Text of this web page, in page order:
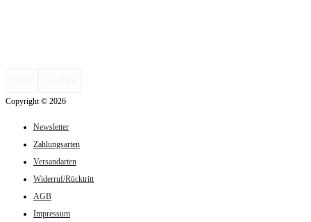
Copyright © 2026
Newsletter
Zahlungsarten
Versandarten
Widerruf/Rücktritt
AGB
Impressum